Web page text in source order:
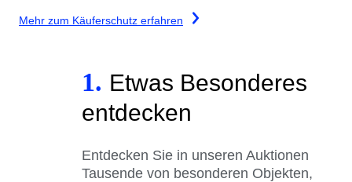
Mehr zum Käuferschutz erfahren
1. Etwas Besonderes
entdecken
Entdecken Sie in unseren Auktionen
Tausende von besonderen Objekten,